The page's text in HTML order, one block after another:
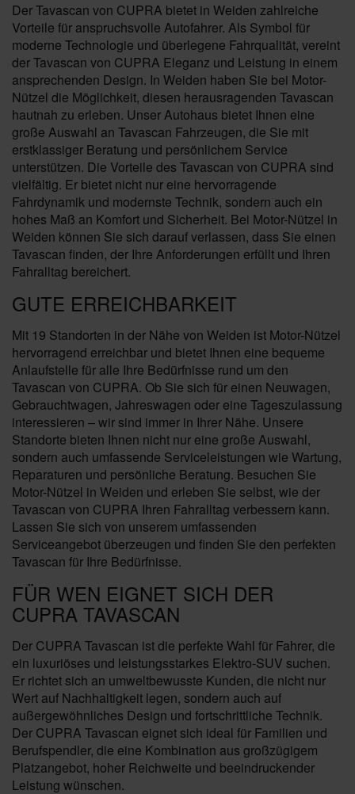
Der Tavascan von CUPRA bietet in Weiden zahlreiche
Vorteile für anspruchsvolle Autofahrer. Als Symbol für
moderne Technologie und überlegene Fahrqualität, vereint
der Tavascan von CUPRA Eleganz und Leistung in einem
ansprechenden Design. In Weiden haben Sie bei Motor-
Nützel die Möglichkeit, diesen herausragenden Tavascan
hautnah zu erleben. Unser Autohaus bietet Ihnen eine
große Auswahl an Tavascan Fahrzeugen, die Sie mit
erstklassiger Beratung und persönlichem Service
unterstützen. Die Vorteile des Tavascan von CUPRA sind
vielfältig. Er bietet nicht nur eine hervorragende
Fahrdynamik und modernste Technik, sondern auch ein
hohes Maß an Komfort und Sicherheit. Bei Motor-Nützel in
Weiden können Sie sich darauf verlassen, dass Sie einen
Tavascan finden, der Ihre Anforderungen erfüllt und Ihren
Fahralltag bereichert.
GUTE ERREICHBARKEIT
Mit 19 Standorten in der Nähe von Weiden ist Motor-Nützel
hervorragend erreichbar und bietet Ihnen eine bequeme
Anlaufstelle für alle Ihre Bedürfnisse rund um den
Tavascan von CUPRA. Ob Sie sich für einen Neuwagen,
Gebrauchtwagen, Jahreswagen oder eine Tageszulassung
interessieren – wir sind immer in Ihrer Nähe. Unsere
Standorte bieten Ihnen nicht nur eine große Auswahl,
sondern auch umfassende Serviceleistungen wie Wartung,
Reparaturen und persönliche Beratung. Besuchen Sie
Motor-Nützel in Weiden und erleben Sie selbst, wie der
Tavascan von CUPRA Ihren Fahralltag verbessern kann.
Lassen Sie sich von unserem umfassenden
Serviceangebot überzeugen und finden Sie den perfekten
Tavascan für Ihre Bedürfnisse.
FÜR WEN EIGNET SICH DER
CUPRA TAVASCAN
Der CUPRA Tavascan ist die perfekte Wahl für Fahrer, die
ein luxuriöses und leistungsstarkes Elektro-SUV suchen.
Er richtet sich an umweltbewusste Kunden, die nicht nur
Wert auf Nachhaltigkeit legen, sondern auch auf
außergewöhnliches Design und fortschrittliche Technik.
Der CUPRA Tavascan eignet sich ideal für Familien und
Berufspendler, die eine Kombination aus großzügigem
Platzangebot, hoher Reichweite und beeindruckender
Leistung wünschen.